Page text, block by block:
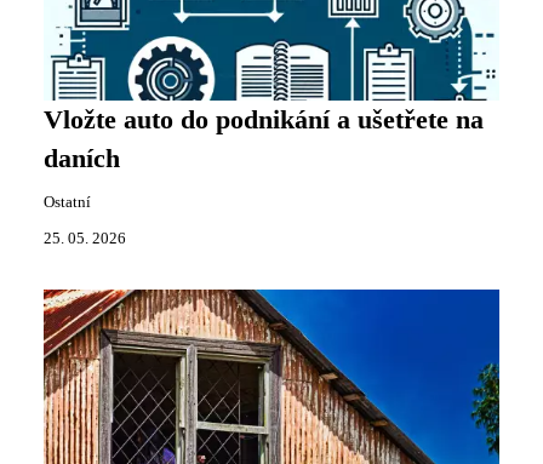
Vložte auto do podnikání a ušetřete na
daních
Ostatní
25. 05. 2026